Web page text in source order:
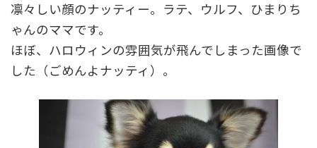
凛々しい顔のナッティー。ラテ、ウルフ、ひまりち
ゃんのママです。
ほぼ、ハロウィンの雰囲気が飛んでしまった画像で
した（ごめんよナッティ）。